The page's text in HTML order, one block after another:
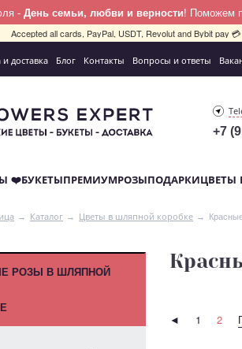
- День семьи, любви и верности! Поможем
Accepted all cards, PayPal, USDT, Revolut and Bybit pay
доставка Блог Контакты Вопросы и ответы
+7
❤️БУКЕТЫПРЕМИУМРОЗЫПОДАРКИЦВЕТЫ
Каталог Цветы в шляпной коробке
РОЗЫ В ШЛЯПНОЙ
◄ 1 2